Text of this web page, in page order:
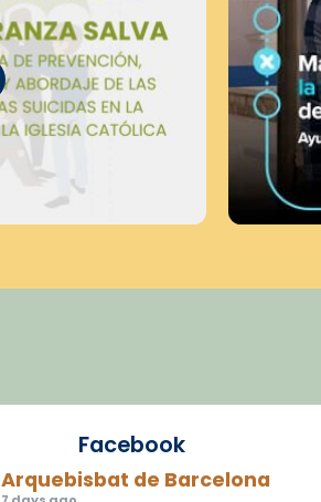
Facebook
Arquebisbat de Barcelona